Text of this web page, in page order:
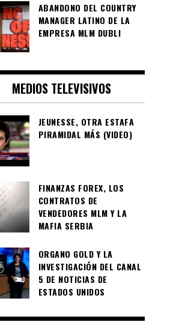
ABANDONO DEL COUNTRY
MANAGER LATINO DE LA
EMPRESA MLM DUBLI
MEDIOS TELEVISIVOS
JEUNESSE, OTRA ESTAFA
PIRAMIDAL MÁS (VIDEO)
FINANZAS FOREX, LOS
CONTRATOS DE
VENDEDORES MLM Y LA
MAFIA SERBIA
ORGANO GOLD Y LA
INVESTIGACIÓN DEL CANAL
5 DE NOTICIAS DE
ESTADOS UNIDOS